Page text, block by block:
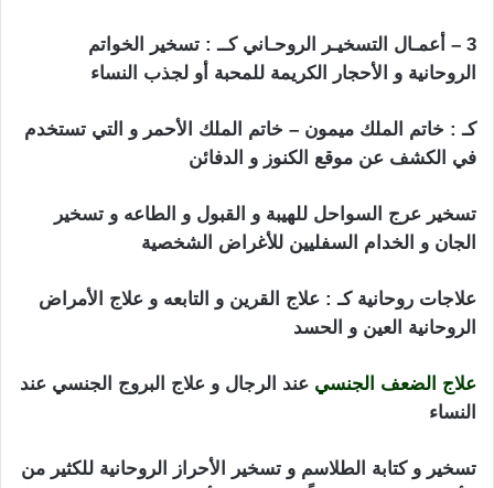
3 – أعمـال التسخيـر الروحـاني كــ : تسخير الخواتم
الروحانية و الأحجار الكريمة للمحبة أو لجذب النساء
كـ : خاتم الملك ميمون – خاتم الملك الأحمر و التي تستخدم
في الكشف عن موقع الكنوز و الدفائن
تسخير عرج السواحل للهيبة و القبول و الطاعه و تسخير
الجان و الخدام السفليين للأغراض الشخصية
علاجات روحانية كـ : علاج القرين و التابعه و علاج الأمراض
الروحانية العين و الحسد
علاج الضعف الجنسي عند الرجال و علاج البروج الجنسي عند
النساء
تسخير و كتابة الطلاسم و تسخير الأحراز الروحانية للكثير من